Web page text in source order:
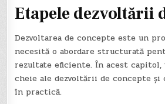
Etapele dezvoltării
Dezvoltarea de concepte este un
necesită o abordare structurată
rezultate eficiente. În acest capitol,
cheie ale dezvoltării de concepte și
în practică.